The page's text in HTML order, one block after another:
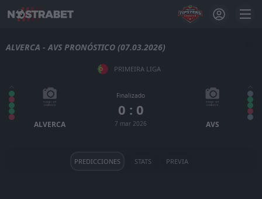
ALVERCA - AVS PRONÓSTICO (07.03.2026)
PRIMEIRA LIGA
ALVERCA
Finalizado
0 : 0
7 mar 2026 AVS
PREDICCIONES STATS PREVIA